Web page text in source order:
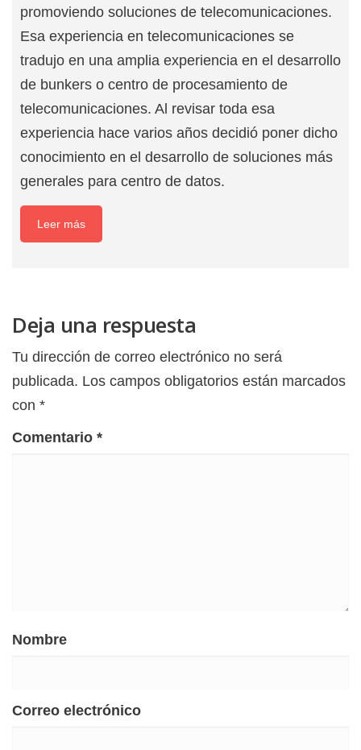
promoviendo soluciones de telecomunicaciones.
Esa experiencia en telecomunicaciones se
tradujo en una amplia experiencia en el desarrollo
de bunkers o centro de procesamiento de
telecomunicaciones. Al revisar toda esa
experiencia hace varios años decidió poner dicho
conocimiento en el desarrollo de soluciones más
generales para centro de datos.
Leer más
Deja una respuesta
Tu dirección de correo electrónico no será
publicada. Los campos obligatorios están marcados
con *
Comentario *
Nombre
Correo electrónico